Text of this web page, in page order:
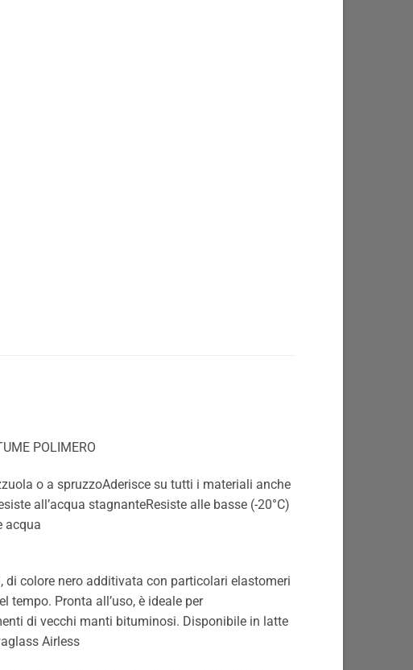
POLIMERO
o a spruzzoAderisce su tutti i materiali anche
all’acqua stagnanteResiste alle basse (-20°C)
acqua
di colore nero additivata con particolari elastomeri
Pronta all’uso, è ideale per
di vecchi manti bituminosi. Disponibile in latte
Airless